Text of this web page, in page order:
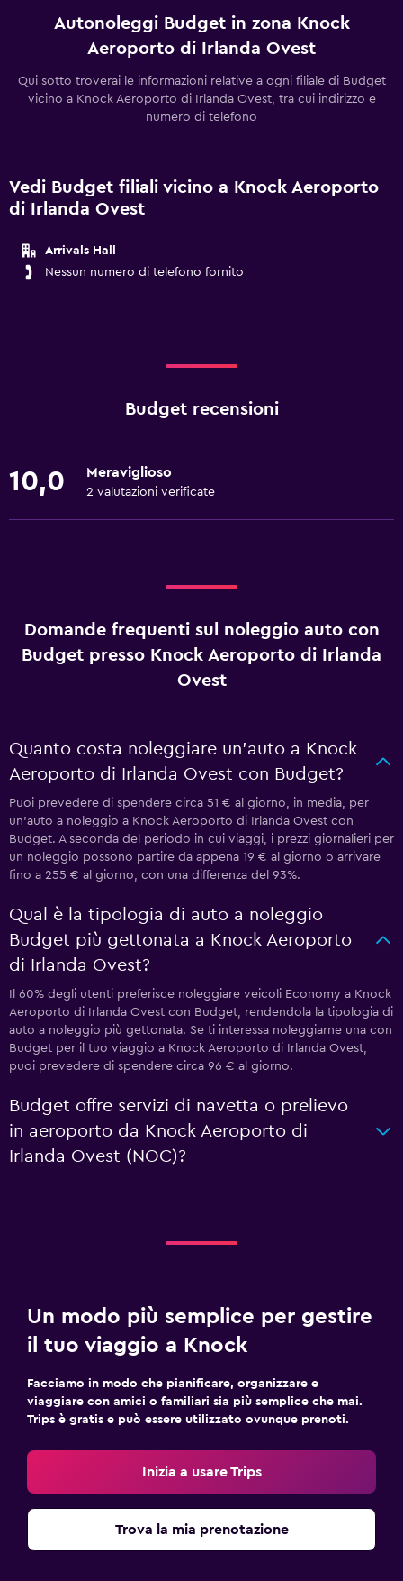
Autonoleggi Budget in zona Knock
Aeroporto di Irlanda Ovest
Qui sotto troverai le informazioni relative a ogni filiale di Budget
vicino a Knock Aeroporto di Irlanda Ovest, tra cui indirizzo e
numero di telefono
Vedi Budget filiali vicino a Knock Aeroporto
di Irlanda Ovest
Arrivals Hall
Nessun numero di telefono fornito
Budget recensioni
10,0 Meraviglioso
2 valutazioni verificate
Domande frequenti sul noleggio auto con
Budget presso Knock Aeroporto di Irlanda
Ovest
Quanto costa noleggiare un'auto a Knock
Aeroporto di Irlanda Ovest con Budget?
Puoi prevedere di spendere circa 51 € al giorno, in media, per
un'auto a noleggio a Knock Aeroporto di Irlanda Ovest con
Budget. A seconda del periodo in cui viaggi, i prezzi giornalieri per
un noleggio possono partire da appena 19 € al giorno o arrivare
fino a 255 € al giorno, con una differenza del 93%.
Qual è la tipologia di auto a noleggio
Budget più gettonata a Knock Aeroporto
di Irlanda Ovest?
Il 60% degli utenti preferisce noleggiare veicoli Economy a Knock
Aeroporto di Irlanda Ovest con Budget, rendendola la tipologia di
auto a noleggio più gettonata. Se ti interessa noleggiarne una con
Budget per il tuo viaggio a Knock Aeroporto di Irlanda Ovest,
puoi prevedere di spendere circa 96 € al giorno.
Budget offre servizi di navetta o prelievo
in aeroporto da Knock Aeroporto di
Irlanda Ovest (NOC)?
Un modo più semplice per gestire
il tuo viaggio a Knock
Facciamo in modo che pianificare, organizzare e
viaggiare con amici o familiari sia più semplice che mai.
Trips è gratis e può essere utilizzato ovunque prenoti.
Inizia a usare Trips
Trova la mia prenotazione